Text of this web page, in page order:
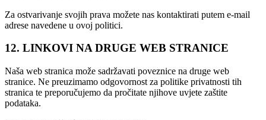
Za ostvarivanje svojih prava možete nas kontaktirati putem e-mail
adrese navedene u ovoj politici.
12. LINKOVI NA DRUGE WEB STRANICE
Naša web stranica može sadržavati poveznice na druge web
stranice. Ne preuzimamo odgovornost za politike privatnosti tih
stranica te preporučujemo da pročitate njihove uvjete zaštite
podataka.